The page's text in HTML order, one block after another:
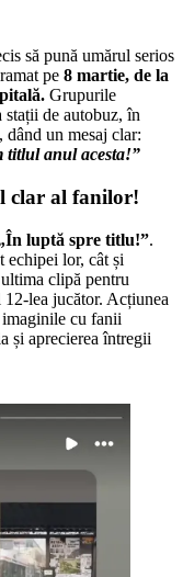
să pună umărul serios
pe 8 martie, de la
Grupurile
de autobuz, în
dând un mesaj clar:
titlul anul acesta!”
clar al fanilor!
luptă spre titlu!”.
echipei lor, cât și
clipă pentru
lea jucător. Acțiunea
cu fanii
și aprecierea întregii